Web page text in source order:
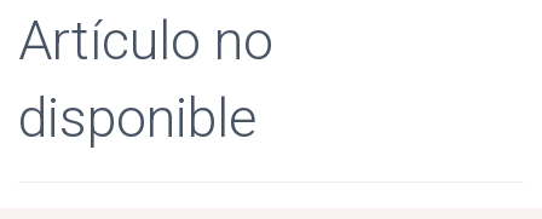
Artículo no
disponible